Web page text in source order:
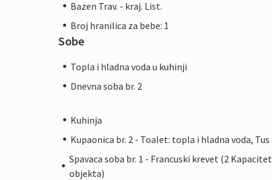
Bazen Trav. - kraj. List.
Broj hranilica za bebe: 1
Sobe
Topla i hladna voda u kuhinji
Dnevna soba br. 2
Kuhinja
Kupaonica br. 2 - Toalet: topla i hladna voda, Tus
Spavaca soba br. 1 - Francuski krevet (2 Kapacitet
objekta)